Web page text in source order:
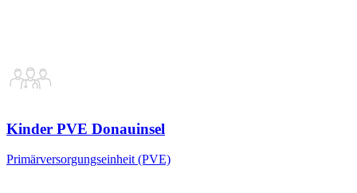
Kinder PVE Donauinsel
Primärversorgungseinheit (PVE)